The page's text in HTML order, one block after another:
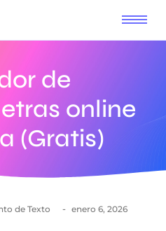
de
online
(Gratis)
de Texto - enero 6, 2026